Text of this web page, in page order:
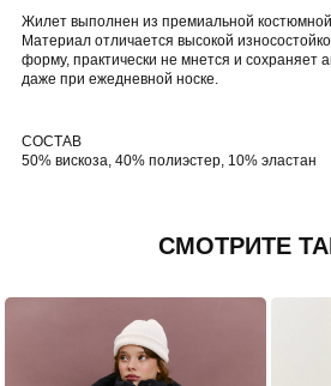
Жилет выполнен из премиальной костюмной
Материал отличается высокой
форму, практически не мнется и сохраняет
даже при ежедневной носке.
СОСТАВ
50% вискоза, 40% полиэстер, 10% эластан
СМОТРИТЕ